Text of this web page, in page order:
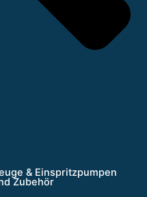
& Einspritzpumpen
Zubehör